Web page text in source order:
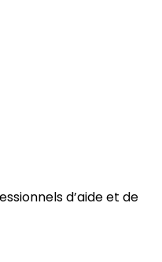
d’aide et de